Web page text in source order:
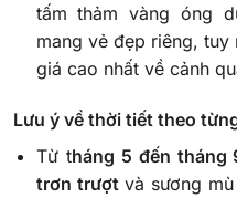
tấm thảm vàng óng
mang vẻ đẹp riêng, tuy
giá cao nhất về cảnh
Lưu ý về thời tiết theo
Từ tháng 5 đến tháng
trơn trượt và sương